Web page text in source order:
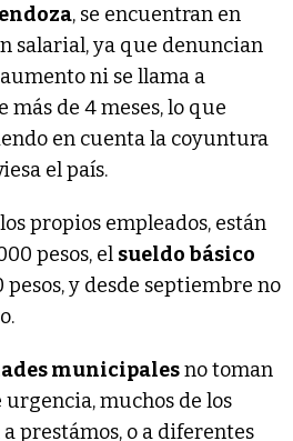
, se encuentran en
salarial, ya que denuncian
ni se llama a
de 4 meses, lo que
en cuenta la coyuntura
el país.
propios empleados, están
pesos, el sueldo básico
pesos, y desde septiembre no
municipalesno toman
muchos de los
prestámos, o a diferentes